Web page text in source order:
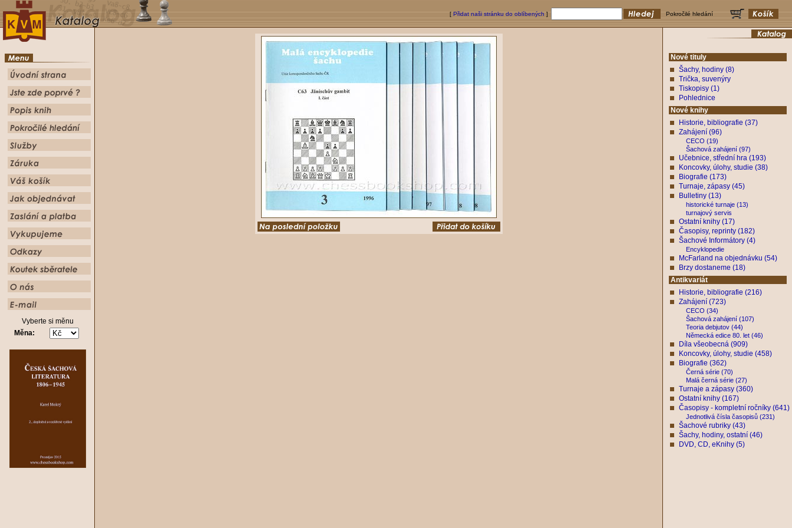
[ Přidat naši stránku do oblíbených ] Pokročilé hledání
Vyberte si měnu
Měna:
Nové tituly
Šachy, hodiny (8)
Trička, suvenýry
Tiskopisy (1)
Pohlednice
Nové knihy
Historie, bibliografie (37)
Zahájení (96)
CECO (19)
Šachová zahájení (97)
Učebnice, střední hra (193)
Koncovky, úlohy, studie (38)
Biografie (173)
Turnaje, zápasy (45)
Bulletiny (13)
historické turnaje (13)
turnajový servis
Ostatní knihy (17)
Časopisy, reprinty (182)
Šachové Informátory (4)
Encyklopedie
McFarland na objednávku (54)
Brzy dostaneme (18)
Antikvariát
Historie, bibliografie (216)
Zahájení (723)
CECO (34)
Šachová zahájení (107)
Teoria debjutov (44)
Německá edice 80. let (46)
Díla všeobecná (909)
Koncovky, úlohy, studie (458)
Biografie (362)
Černá série (70)
Malá černá série (27)
Turnaje a zápasy (360)
Ostatní knihy (167)
Časopisy - kompletní ročníky (641)
Jednotlivá čísla časopisů (231)
Šachové rubriky (43)
Šachy, hodiny, ostatní (46)
DVD, CD, eKnihy (5)